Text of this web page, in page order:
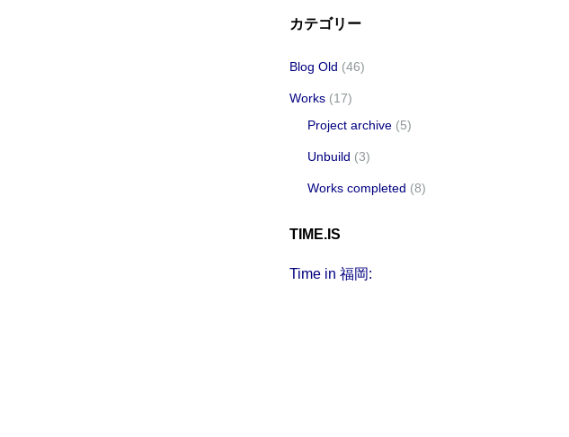
カテゴリー
Blog Old (46)
Works (17)
Project archive (5)
Unbuild (3)
Works completed (8)
TIME.IS
Time in 福岡: